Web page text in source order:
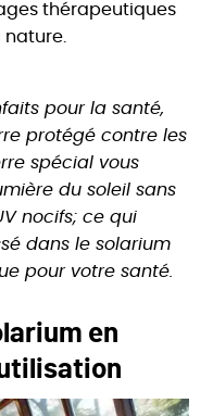
thérapeutiques
pour la santé,
protégé contre les
spécial vous
du soleil sans
nocifs; ce qui
dans le solarium
pour votre santé.
en